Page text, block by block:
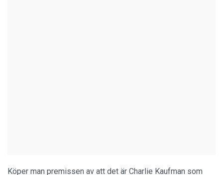
Köper man premissen av att det är Charlie Kaufman som